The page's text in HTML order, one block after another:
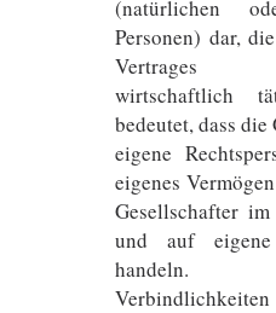
(natürlichen
Personen) dar,
Vertrages
wirtschaftlich
bedeutet, dass
eigene
eigenes
Gesellschafter
und auf eigene
handeln.
Verbindlichkeiten